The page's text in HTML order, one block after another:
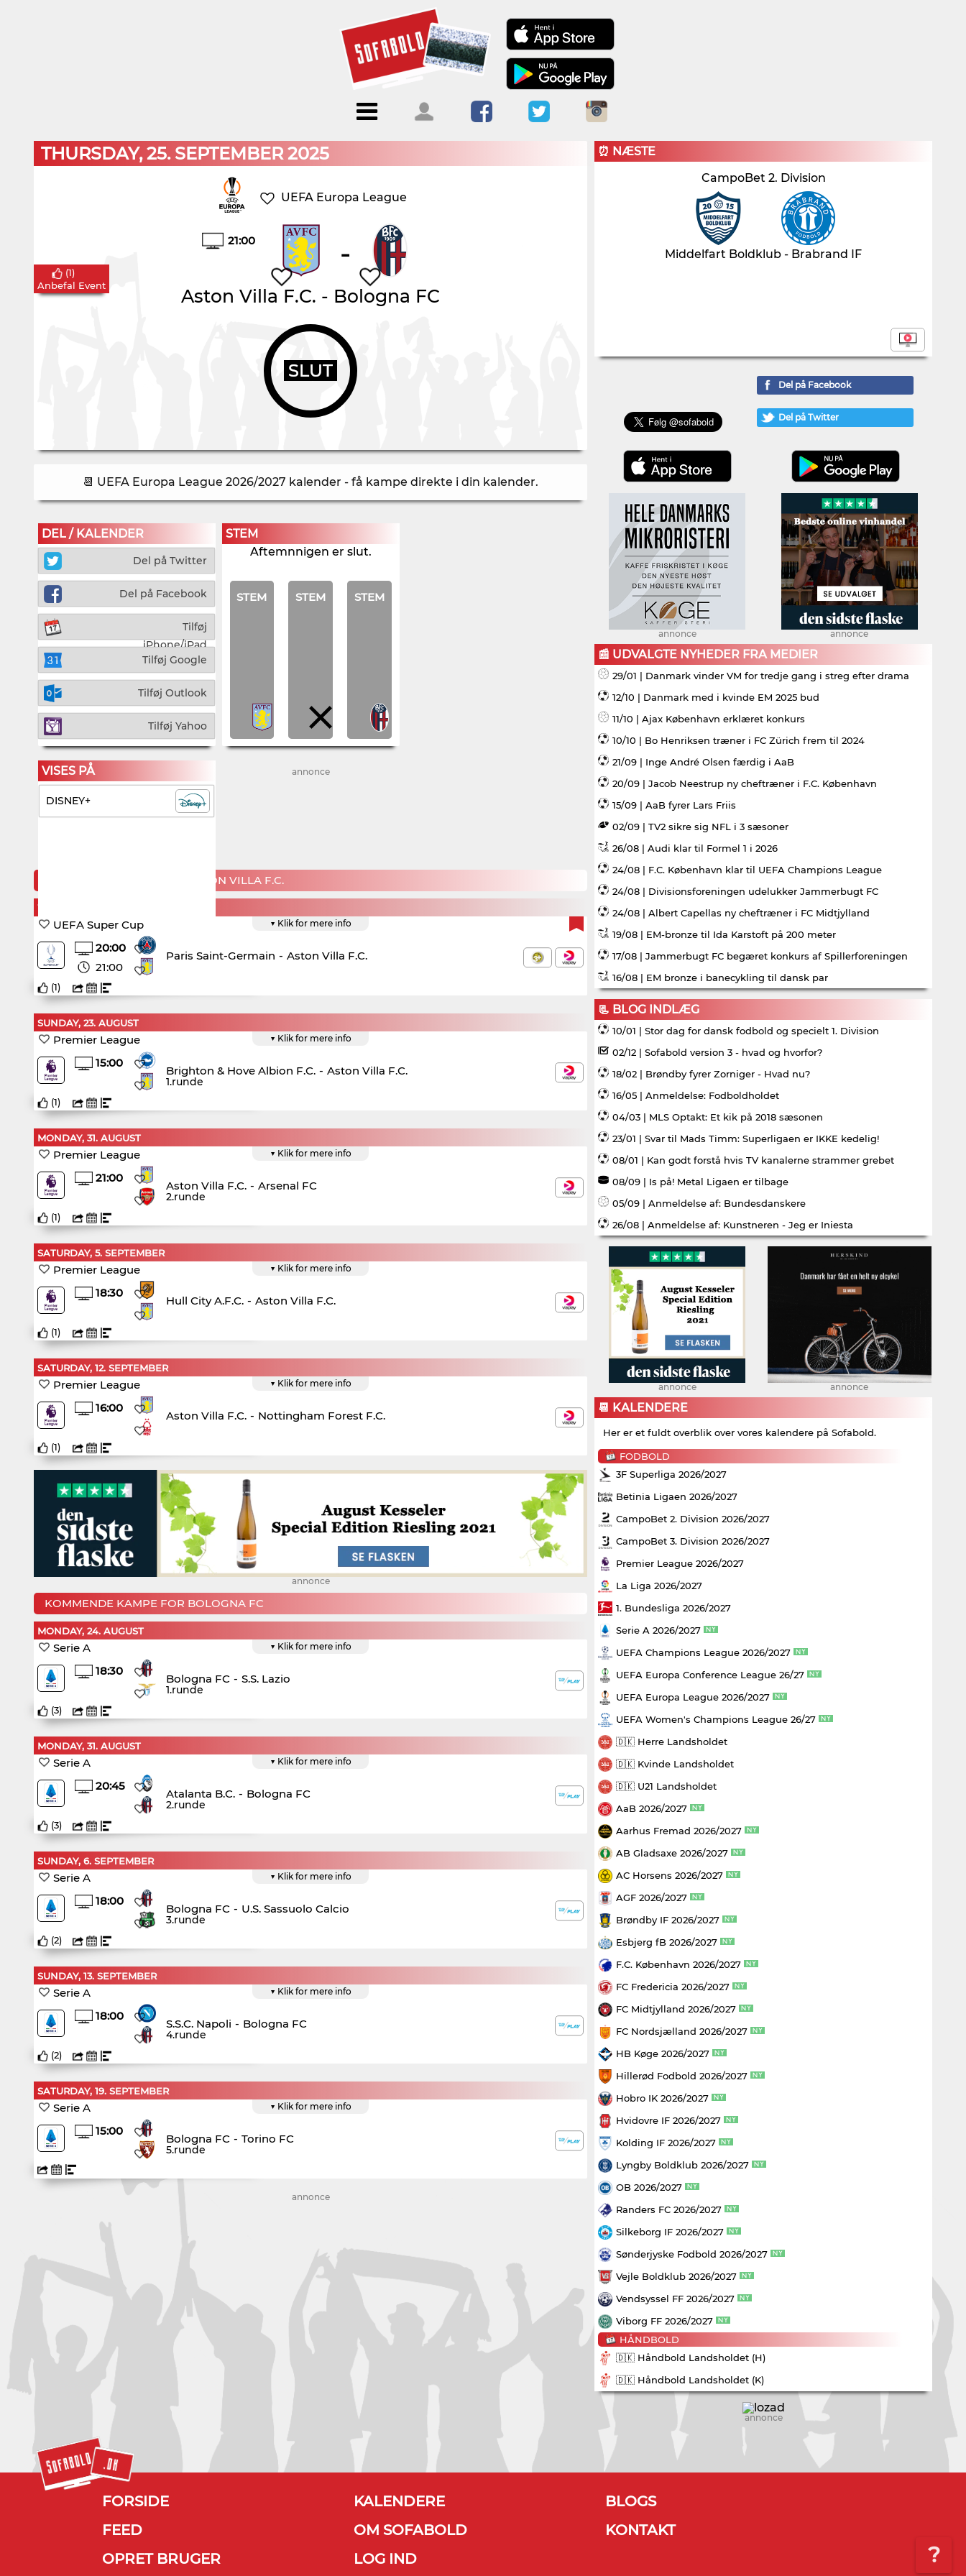
Menu
Forside Kalendere
Blogs
Om
Sofabold
Kontakt
Log ind
?
THURSDAY, 25. SEPTEMBER 2025
UEFA Europa League
21:00 -
Aston Villa F.C. - Bologna FC
SLUT
(1)
Anbefal Event
📆 UEFA Europa League 2026/2027 kalender - få kampe direkte i din kalender.
DEL / KALENDER
Del på Twitter
Del på Facebook
Tilføj
iPhone/iPad
Tilføj Google
Tilføj Outlook
Tilføj Yahoo
STEM
Aftemnnigen er slut.
STEM STEM STEM
VISES PÅ
DISNEY+
annonce
KOMMENDE KAMPE FOR ASTON VILLA F.C.
WEDNESDAY, 12. AUGUST
▼ Klik for mere info
UEFA Super Cup
20:00
21:00
Paris Saint-Germain - Aston Villa F.C.
(1)
SUNDAY, 23. AUGUST
▼ Klik for mere info
Premier League
15:00
Brighton & Hove Albion F.C. - Aston Villa F.C.
1.runde
(1)
MONDAY, 31. AUGUST
▼ Klik for mere info
Premier League
21:00
Aston Villa F.C. - Arsenal FC
2.runde
(1)
SATURDAY, 5. SEPTEMBER
▼ Klik for mere info
Premier League
18:30
Hull City A.F.C. - Aston Villa F.C.
(1)
SATURDAY, 12. SEPTEMBER
▼ Klik for mere info
Premier League
16:00
Aston Villa F.C. - Nottingham Forest F.C.
(1)
annonce
KOMMENDE KAMPE FOR BOLOGNA FC
MONDAY, 24. AUGUST
▼ Klik for mere info
Serie A
18:30
Bologna FC - S.S. Lazio
1.runde
(3)
MONDAY, 31. AUGUST
▼ Klik for mere info
Serie A
20:45
Atalanta B.C. - Bologna FC
2.runde
(3)
SUNDAY, 6. SEPTEMBER
▼ Klik for mere info
Serie A
18:00
Bologna FC - U.S. Sassuolo Calcio
3.runde
(2)
SUNDAY, 13. SEPTEMBER
▼ Klik for mere info
Serie A
18:00
S.S.C. Napoli - Bologna FC
4.runde
(2)
SATURDAY, 19. SEPTEMBER
▼ Klik for mere info
Serie A
15:00
Bologna FC - Torino FC
5.runde
annonce
⏰ NÆSTE
CampoBet 2. Division
Middelfart Boldklub - Brabrand IF
Del på Facebook
Del på Twitter
annonce annonce
📰 UDVALGTE NYHEDER FRA MEDIER
29/01 | Danmark vinder VM for tredje gang i streg efter drama
12/10 | Danmark med i kvinde EM 2025 bud
11/10 | Ajax København erklæret konkurs
10/10 | Bo Henriksen træner i FC Zürich frem til 2024
21/09 | Inge André Olsen færdig i AaB
20/09 | Jacob Neestrup ny cheftræner i F.C. København
15/09 | AaB fyrer Lars Friis
02/09 | TV2 sikre sig NFL i 3 sæsoner
26/08 | Audi klar til Formel 1 i 2026
24/08 | F.C. København klar til UEFA Champions League
24/08 | Divisionsforeningen udelukker Jammerbugt FC
24/08 | Albert Capellas ny cheftræner i FC Midtjylland
19/08 | EM-bronze til Ida Karstoft på 200 meter
17/08 | Jammerbugt FC begæret konkurs af Spillerforeningen
16/08 | EM bronze i banecykling til dansk par
📃 BLOG INDLÆG
10/01 | Stor dag for dansk fodbold og specielt 1. Division
02/12 | Sofabold version 3 - hvad og hvorfor?
18/02 | Brøndby fyrer Zorniger - Hvad nu?
16/05 | Anmeldelse: Fodboldholdet
04/03 | MLS Optakt: Et kik på 2018 sæsonen
23/01 | Svar til Mads Timm: Superligaen er IKKE kedelig!
08/01 | Kan godt forstå hvis TV kanalerne strammer grebet
08/09 | Is på! Metal Ligaen er tilbage
05/09 | Anmeldelse af: Bundesdanskere
26/08 | Anmeldelse af: Kunstneren - Jeg er Iniesta
annonce annonce
📆 KALENDERE
Her er et fuldt overblik over vores kalendere på Sofabold.
FODBOLD
3F Superliga 2026/2027
Betinia Ligaen 2026/2027
CampoBet 2. Division 2026/2027
CampoBet 3. Division 2026/2027
Premier League 2026/2027
La Liga 2026/2027
1. Bundesliga 2026/2027
Serie A 2026/2027
UEFA Champions League 2026/2027
UEFA Europa Conference League 26/27
UEFA Europa League 2026/2027
UEFA Women's Champions League 26/27
🇩🇰 Herre Landsholdet
🇩🇰 Kvinde Landsholdet
🇩🇰 U21 Landsholdet
AaB 2026/2027
Aarhus Fremad 2026/2027
AB Gladsaxe 2026/2027
AC Horsens 2026/2027
AGF 2026/2027
Brøndby IF 2026/2027
Esbjerg fB 2026/2027
F.C. København 2026/2027
FC Fredericia 2026/2027
FC Midtjylland 2026/2027
FC Nordsjælland 2026/2027
HB Køge 2026/2027
Hillerød Fodbold 2026/2027
Hobro IK 2026/2027
Hvidovre IF 2026/2027
Kolding IF 2026/2027
Lyngby Boldklub 2026/2027
OB 2026/2027
Randers FC 2026/2027
Silkeborg IF 2026/2027
Sønderjyske Fodbold 2026/2027
Vejle Boldklub 2026/2027
Vendsyssel FF 2026/2027
Viborg FF 2026/2027
HÅNDBOLD
🇩🇰 Håndbold Landsholdet (H)
🇩🇰 Håndbold Landsholdet (K)
annonce
FORSIDE KALENDERE
BLOGS
FEED
OM SOFABOLD
KONTAKT
OPRET BRUGER
LOG IND